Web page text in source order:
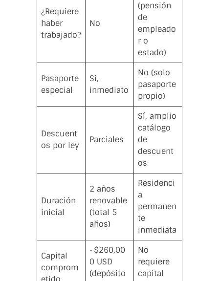
¿Requiere
haber
trabajado?
No
(pensión
de
empleado
r o
estado)
Pasaporte
especial
Sí,
inmediato
No (solo
pasaporte
propio)
Descuent
os por ley
Parciales
Sí, amplio
catálogo
de
descuent
os
Duración
inicial
2 años
renovable
(total 5
años)
Residenci
a
permanen
te
inmediata
Capital
comprom
~$260,00
0 USD
(depósito
No
requiere
capital